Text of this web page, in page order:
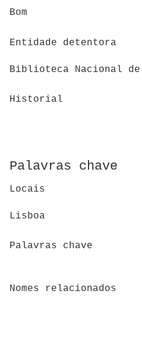
Bom
Entidade detentora
Biblioteca Nacional
Historial
Palavras chave
Locais
Lisboa
Palavras chave
Nomes relacionados